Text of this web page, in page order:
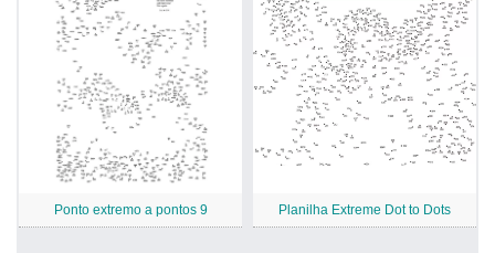
Ponto extremo a pontos 9 Planilha Extreme Dot to Dots